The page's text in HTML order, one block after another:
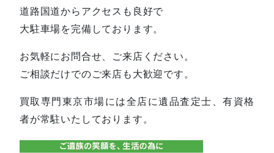
道路国道からアクセスも良好で
大駐車場を完備しております。
お気軽にお問合せ、ご来店ください。
ご相談だけでのご来店も大歓迎です。
買取専門東京市場には全店に遺品査定士、有資格
者が常駐いたしております。